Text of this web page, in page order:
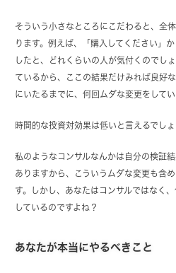
そういう小さなところにこだわると、全
ります。例えば、「購入してください」
したと、どれくらいの人が気付くのでし
ているから、ここの結果だけみれば良好
にいたるまでに、何回ムダな変更をしてい
時間的な投資対効果は低いと言えるでしょ
私のようなコンサルなんかは自分の検証
ありますから、こういうムダな変更も含
す。しかし、あなたはコンサルではなく
しているのですよね？
あなたが本当にやるべきこと